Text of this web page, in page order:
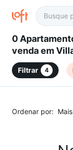
0
venda em
Campinas, SP
Filtrar 4
Ordenar por: